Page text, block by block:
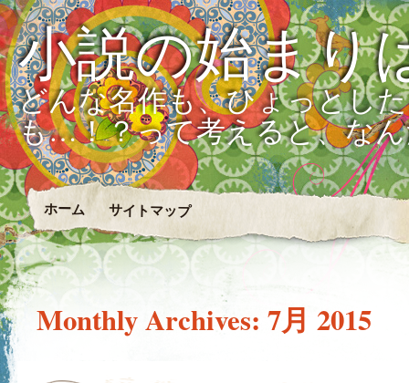
小説の始まり
どんな名作も、ひょっとし
も…！？って考えると、な
ホーム サイトマップ
Monthly Archives: 7月 2015